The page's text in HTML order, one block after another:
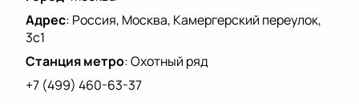
Адрес: Россия, Москва, Камергерский переулок,
3с1
Станция метро:Охотный ряд
+7 (499) 460-63-37